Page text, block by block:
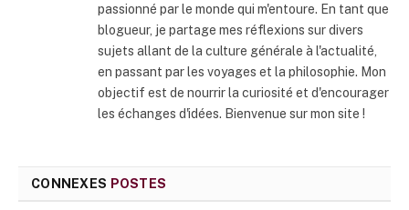
passionné par le monde qui m'entoure. En tant que
blogueur, je partage mes réflexions sur divers
sujets allant de la culture générale à l'actualité,
en passant par les voyages et la philosophie. Mon
objectif est de nourrir la curiosité et d'encourager
les échanges d'idées. Bienvenue sur mon site !
CONNEXES POSTES